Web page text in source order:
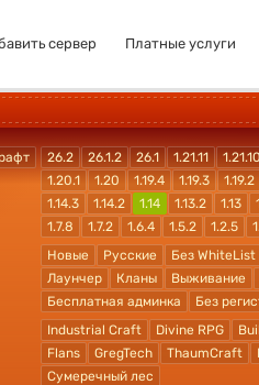
сервер Платные услуги
26.2 26.1.2 26.1 1.21.11 1.21.10
1.20.1
1.20 1.19.4 1.19.3 1.19.2
1.14.3
1.14.2 1.14 1.13.2 1.13
1.7.8
1.7.2 1.6.4 1.5.2 1.2.5
Новые Русские Без WhiteList
Лаунчер
Кланы Выживание
Бесплатная админка
Без
Industrial Craft Divine RPG
Flans
GregTech ThaumCraft
Сумеречный лес